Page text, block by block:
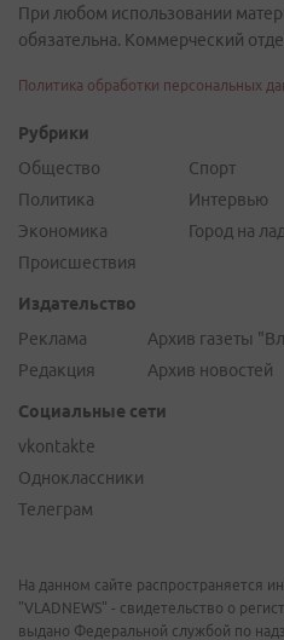
При любом использовании
обязательна. Коммерческий
Политика обработки персональных
Рубрики
Общество
Политика
Экономика
Происшествия
Спорт
Интервью
Город на
Издательство
Реклама
Редакция
Архив газеты
Архив новостей
Социальные сети
vkontakte
Одноклассники
Телеграм
На данном сайте распространяется
"VLADNEWS" - свидетельство о
выдано Федеральной службой по